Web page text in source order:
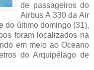
de passageiros do
Airbus A 330 da Air
do último domingo (31),
foram localizados na
em meio ao Oceano
do Arquipélago de